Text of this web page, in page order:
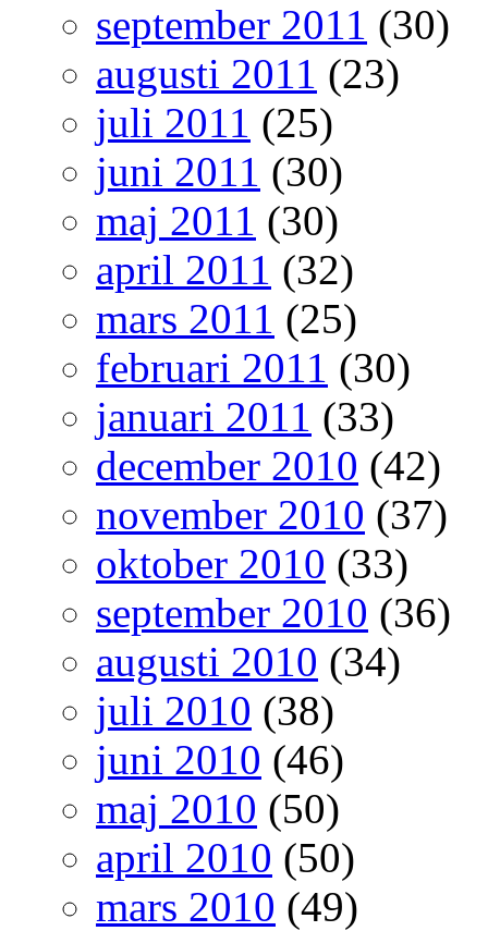
september 2011 (30)
augusti 2011 (23)
juli 2011 (25)
juni 2011 (30)
maj 2011 (30)
april 2011 (32)
mars 2011 (25)
februari 2011 (30)
januari 2011 (33)
december 2010 (42)
november 2010 (37)
oktober 2010 (33)
september 2010 (36)
augusti 2010 (34)
juli 2010 (38)
juni 2010 (46)
maj 2010 (50)
april 2010 (50)
mars 2010 (49)